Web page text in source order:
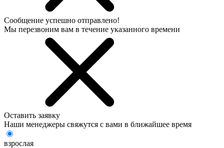
Сообщение успешно отправлено!
Мы перезвоним вам в течение указанного времени
Оставить заявку
Наши менеджеры свяжутся с вами в ближайшее время
взрослая